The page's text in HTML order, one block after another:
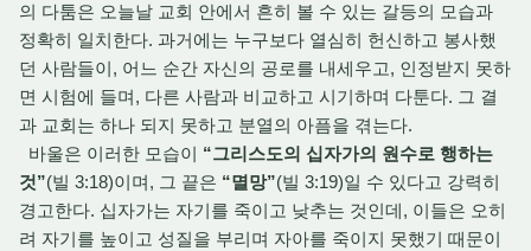
의 다툼은 오늘날 교회 안에서 흔히 볼 수 있는 갈등의 모습과
정확히 일치한다. 과거에는 누구보다 열심히 헌신하고 봉사했
던 사람들이, 어느 순간 자신의 공로를 내세우고, 인정받지 못하
면 시험에 들며, 다른 사람과 비교하고 시기하며 다툰다. 그 결
과 교회는 하나 되지 못하고 분열의 아픔을 겪는다.
바울은 이러한 모습이 “그리스도의 십자가의 원수로 행하는
것”(빌 3:18)이며, 그 끝은 “멸망”(빌 3:19)일 수 있다고 강력히
경고한다. 십자가는 자기를 죽이고 낮추는 것인데, 이들은 오히
려 자기를 높이고 성질을 부리며 자아를 죽이지 못했기 때문이